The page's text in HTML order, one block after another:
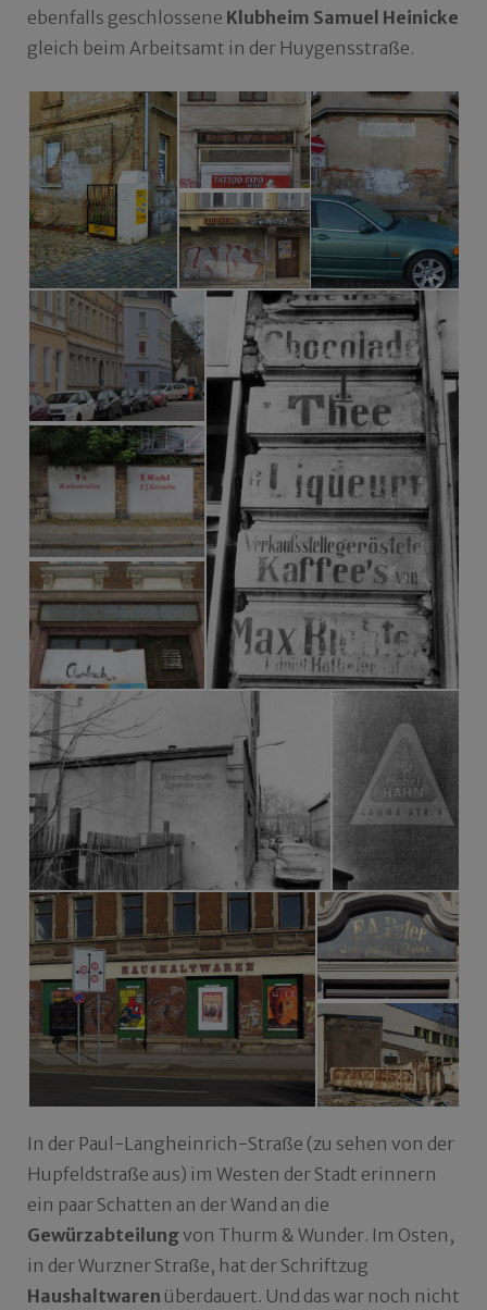
ebenfalls geschlossene Klubheim Samuel Heinicke
gleich beim Arbeitsamt in der Huygensstraße.
In der Paul-Langheinrich-Straße (zu sehen von der
Hupfeldstraße aus) im Westen der Stadt erinnern
ein paar Schatten an der Wand an die
Gewürzabteilungvon Thurm & Wunder. Im Osten,
in der Wurzner Straße, hat der Schriftzug
Haushaltwaren überdauert. Und das war noch nicht